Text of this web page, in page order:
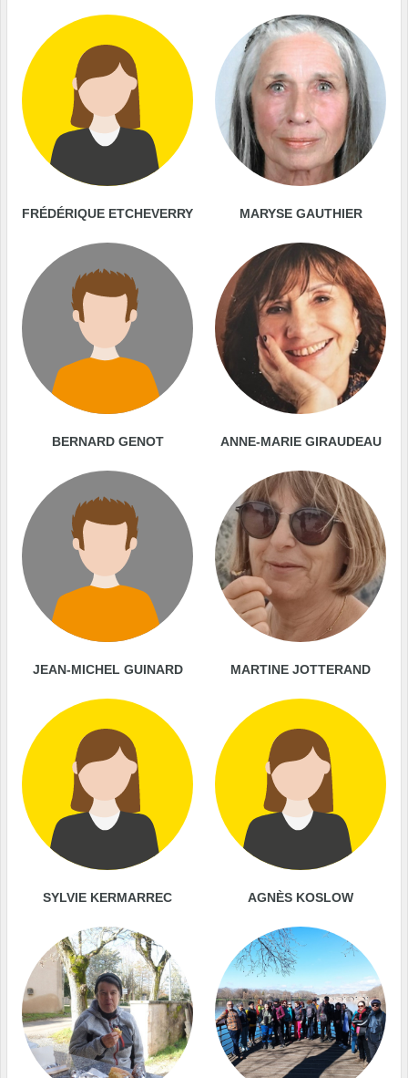
FRÉDÉRIQUE ETCHEVERRY MARYSE GAUTHIER
BERNARD GENOT ANNE-MARIE GIRAUDEAU
JEAN-MICHEL GUINARD MARTINE JOTTERAND
SYLVIE KERMARREC AGNÈS KOSLOW